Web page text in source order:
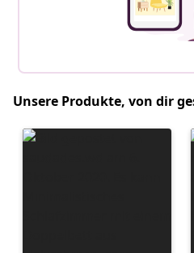
Unsere Produkte, von dir